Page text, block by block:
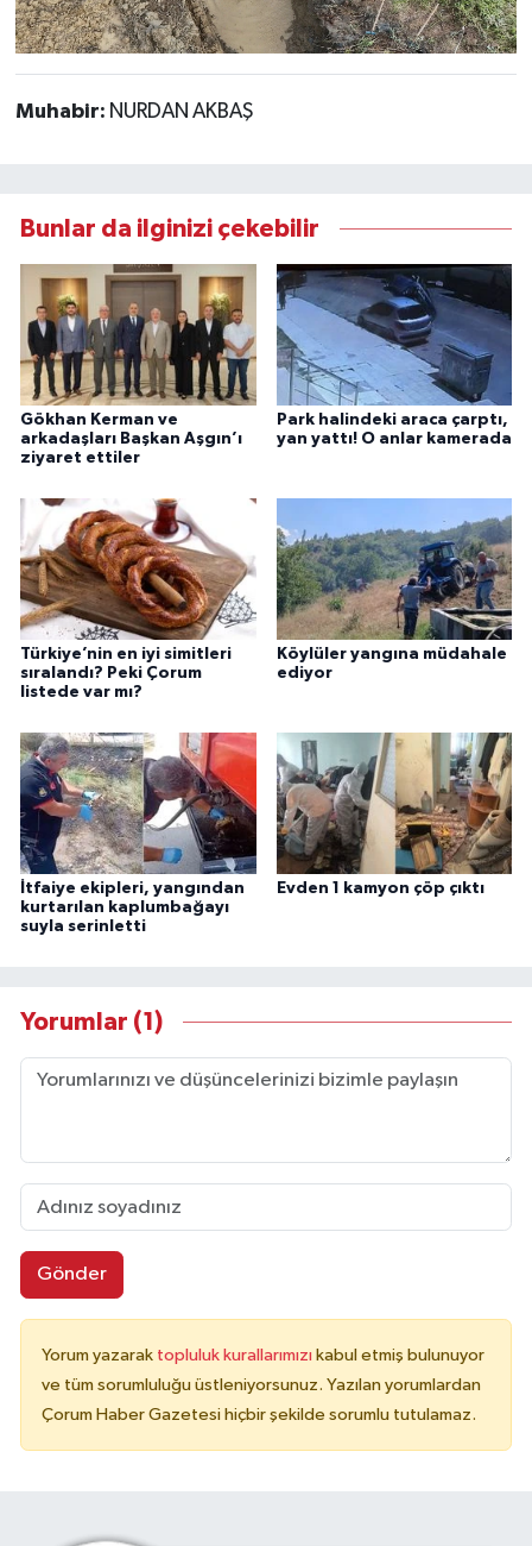
Muhabir: NURDAN AKBAŞ
Bunlar da ilginizi çekebilir
Gökhan Kerman ve
arkadaşları Başkan Aşgın’ı
ziyaret ettiler
Park halindeki araca çarptı,
yan yattı! O anlar kamerada
Türkiye’nin en iyi simitleri
sıralandı? Peki Çorum
listede var mı?
Köylüler yangına müdahale
ediyor
İtfaiye ekipleri, yangından
kurtarılan kaplumbağayı
suyla serinletti
Evden 1 kamyon çöp çıktı
Yorumlar (1)
Gönder
Yorum yazarak topluluk kurallarımızı kabul etmiş bulunuyor
ve tüm sorumluluğu üstleniyorsunuz. Yazılan yorumlardan
Çorum Haber Gazetesi hiçbir şekilde sorumlu tutulamaz.